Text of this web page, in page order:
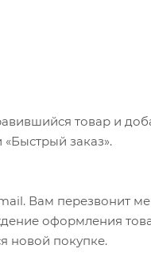
товар и
заказ».
Вам перезвонит
оформления
новой покупке.